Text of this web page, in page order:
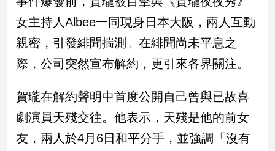
點
民
調
國
會
觀
女主持人Albee一同現身日本大阪，兩人互動
親密，引發緋聞揣測。在緋聞尚未平息之
際，公司突然宣布解約，更引來各界關注。
賀瓏在解約聲明中首度公開自己曾與已故喜
劇演員天殘交往。他表示，天殘是他的前女
友，兩人於4月6日和平分手，並強調「沒有